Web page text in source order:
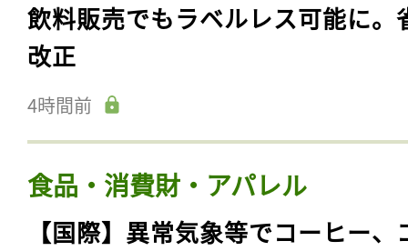
飲料販売でもラベルレス可能に。
改正
4時間前
食品・消費財・アパレル
【国際】異常気象等でコーヒー、